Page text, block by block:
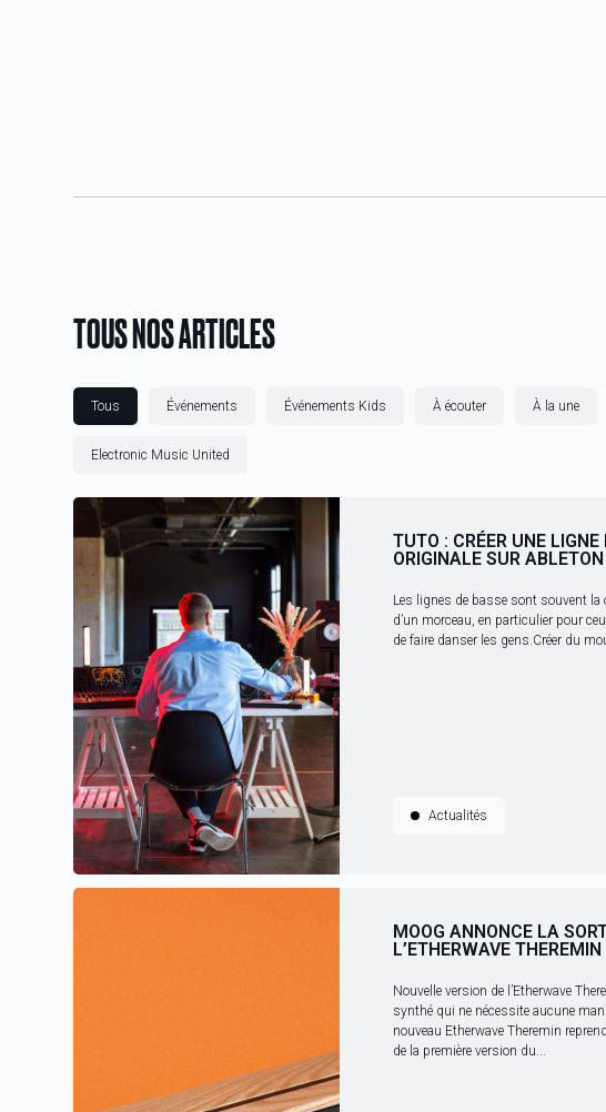
TOUS NOS ARTICLES
Tous Événements Événements Kids À écouter À la une
Electronic Music United
Actualités
TUTO : CRÉER UNE LIGNE
ORIGINALE SUR
Les lignes de basse sont souvent la
d’un morceau, en particulier pour
de faire danser les gens.Créer du
MOOG ANNONCE LA
L’ETHERWAVE THEREMIN
Nouvelle version de l’Etherwave
synthé qui ne nécessite aucune
nouveau Etherwave Theremin
de la première version du...